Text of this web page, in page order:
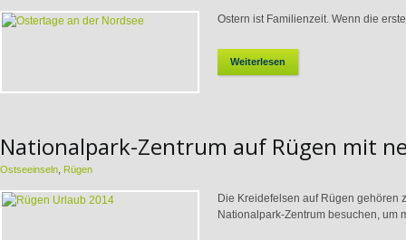
Ostern ist Familienzeit. Wenn die
Weiterlesen
Nationalpark-Zentrum auf Rügen mit
Ostseeinseln Rügen
Die Kreidefelsen auf Rügen gehören
Nationalpark-Zentrum besuchen, um